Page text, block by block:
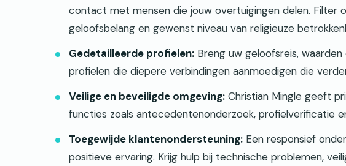
contact met mensen die jouw overtuigingen delen. Filter
geloofsbelang en gewenst niveau van religieuze
Gedetailleerde profielen: Breng uw geloofsreis,
profielen die diepere verbindingen aanmoedigen die
Veilige en beveiligde omgeving: Christian Mingle geeft
functies zoals antecedentenonderzoek, profielverificatie
Toegewijde klantenondersteuning: Een responsief
positieve ervaring. Krijg hulp bij technische problemen,